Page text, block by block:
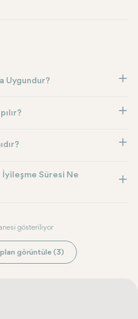
Uygundur?
İyileşme Süresi Ne
gösteriliyor
görüntüle (3)